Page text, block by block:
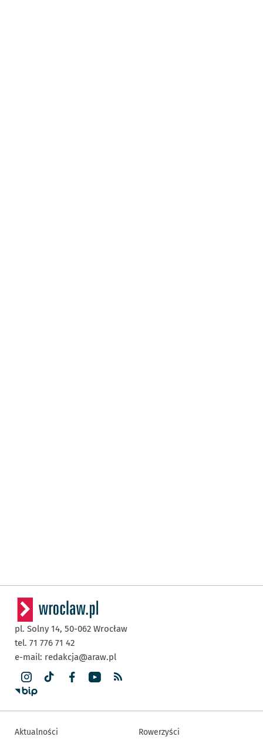
pl. Solny 14, 50-062 Wrocław
tel. 71 776 71 42
e-mail: redakcja@araw.pl
Aktualności Rowerzyści